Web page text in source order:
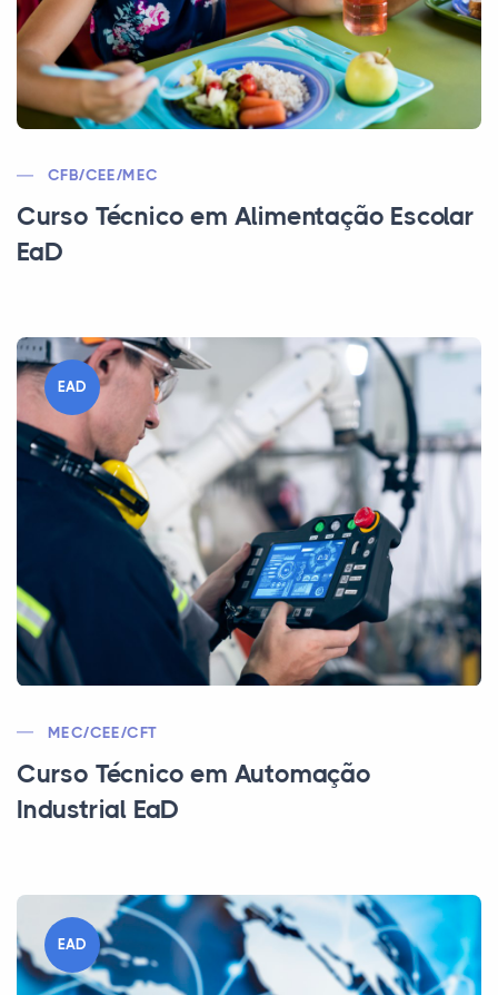
CFB/CEE/MEC
Curso Técnico em Alimentação Escolar
EaD
EAD
MEC/CEE/CFT
Curso Técnico em Automação
Industrial EaD
EAD